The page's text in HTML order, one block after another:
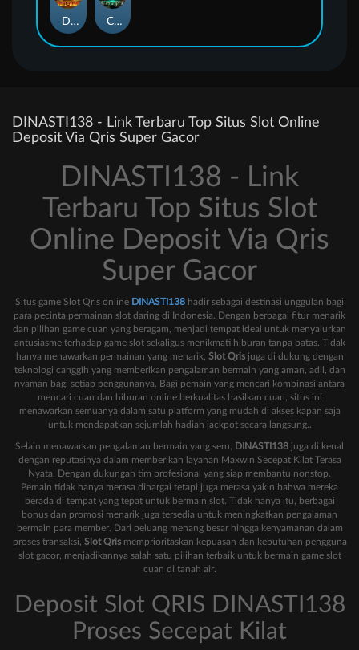
Duel at Dawn Cursed Crypt
DINASTI138 - Link Terbaru Top Situs Slot Online
Deposit Via Qris Super Gacor
DINASTI138 - Link
Terbaru Top Situs Slot
Online Deposit Via Qris
Super Gacor
Situs game Slot Qris online DINASTI138 hadir sebagai destinasi unggulan bagi
para pecinta permainan slot daring di Indonesia. Dengan berbagai fitur menarik
dan pilihan game cuan yang beragam, menjadi tempat ideal untuk menyalurkan
antusiasme terhadap game slot sekaligus menikmati hiburan tanpa batas. Tidak
hanya menawarkan permainan yang menarik, Slot Qrisjuga di dukung dengan
teknologi canggih yang memberikan pengalaman bermain yang aman, adil, dan
nyaman bagi setiap penggunanya. Bagi pemain yang mencari kombinasi antara
mencari cuan dan hiburan online berkualitas hasilkan cuan, situs ini
menawarkan semuanya dalam satu platform yang mudah di akses kapan saja
untuk mendapatkan sejumlah hadiah jackpot secara langsung..
Selain menawarkan pengalaman bermain yang seru, DINASTI138 juga di kenal
dengan reputasinya dalam memberikan layanan Maxwin Secepat Kilat Terasa
Nyata. Dengan dukungan tim profesional yang siap membantu nonstop.
Pemain tidak hanya merasa dihargai tetapi juga merasa yakin bahwa mereka
berada di tempat yang tepat untuk bermain slot. Tidak hanya itu, berbagai
bonus dan promosi menarik juga tersedia untuk meningkatkan pengalaman
bermain para member. Dari peluang menang besar hingga kenyamanan dalam
proses transaksi, Slot Qrismemprioritaskan kepuasan dan kebutuhan pengguna
slot gacor, menjadikannya salah satu pilihan terbaik untuk bermain game slot
cuan di tanah air.
Deposit Slot QRIS DINASTI138
Proses Secepat Kilat